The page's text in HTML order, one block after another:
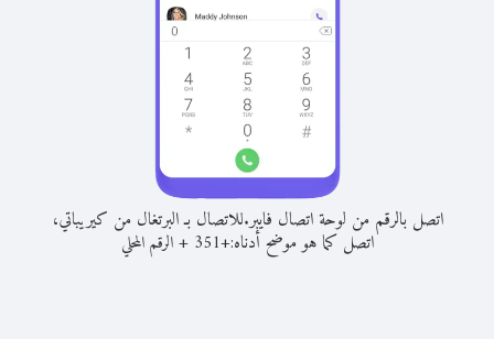
اتصل بالرقم من لوحة اتصال فايبر.للاتصال بـ البرتغال من كيريباتي،
اتصل كما هو موضح أدناه:+
351
+الرقم المحلي